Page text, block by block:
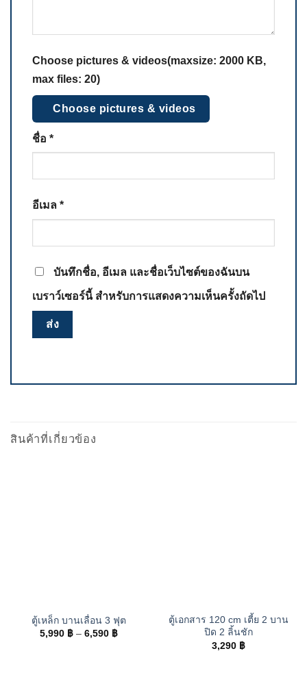
Choose pictures & videos(maxsize: 2000 KB,
max files: 20)
Choose pictures & videos
ชื่อ *
อีเมล *
บันทึกชื่อ, อีเมล และชื่อเว็บไซต์ของฉันบน
เบราว์เซอร์นี้ สำหรับการแสดงความเห็นครั้งถัดไป
สินค้าที่เกี่ยวข้อง
ตู้เหล็ก บานเลื่อน 3 ฟุต
5,990 ฿ – 6,590 ฿Price
ตู้เอกสาร 120 cm เตี้ย 2 บาน
ปิด 2 ลิ้นชัก
3,290 ฿